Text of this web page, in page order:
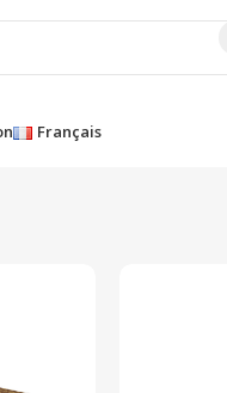
Français